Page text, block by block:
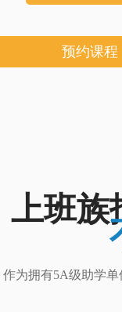
预约课程
上班族
作为拥有5A级助学